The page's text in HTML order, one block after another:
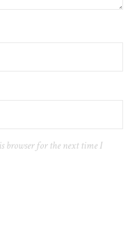
browser for the next time I